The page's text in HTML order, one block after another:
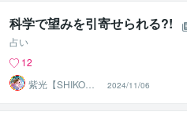
科学で望みを引寄せられる?!
占い
12
紫光【SHIKO】
遠隔透視鑑定士
2024/11/06